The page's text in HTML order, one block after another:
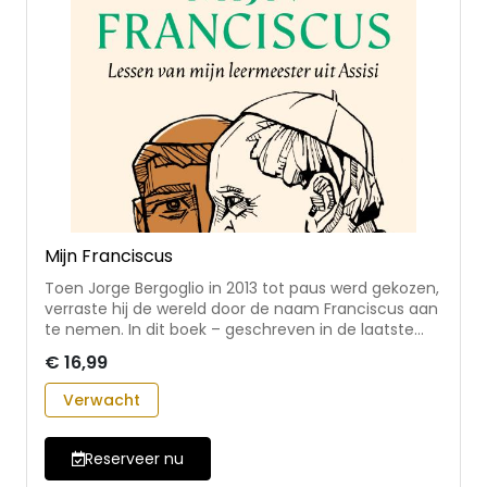
Mijn Franciscus
Toen Jorge Bergoglio in 2013 tot paus werd gekozen,
verraste hij de wereld door de naam Franciscus aan
te nemen. In dit boek – geschreven in de laatste
voor het eerst uitgebreid over zijn persoonlijke band
met Franciscus van Assisi. Openhartig vertelt hij
waarom hij deze naam koos: niet als een
symbolisch gebaar, maar als een geleefde roeping,
geworteld in het voorbeeld van zijn naamgenoot uit
Assisi. • over Franciscus van Assisi als bron van
€ 16,99
Verwacht
Reserveer nu